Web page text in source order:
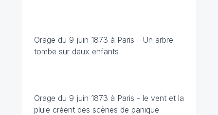
Orage du 9 juin 1873 à Paris - Un arbre
tombe sur deux enfants
Orage du 9 juin 1873 à Paris - le vent et la
pluie créent des scènes de panique